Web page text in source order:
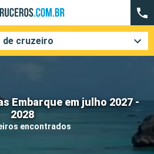
Embarque em julho 2027 -
2028
encontrados
de cruzeiro